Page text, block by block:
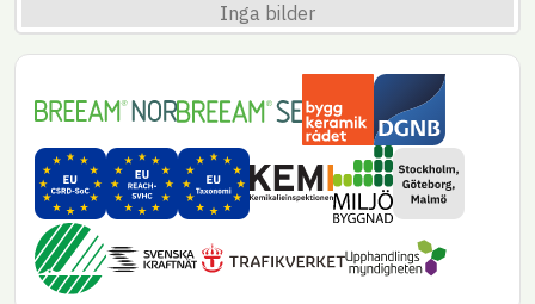
Inga bilder
BREEAM NOR BREEAM SE
Byggkeramikrådet
DGNB – Danmark
EU CSRD – Substances of concern (SoC)
EU REACH – SVHC
EU Taxonomi
Kemikalie­inspektionen
Miljöbyggnad
Miljökrav
Svanen – Nya byggnader
Svenska kraftnät
Trafikverket